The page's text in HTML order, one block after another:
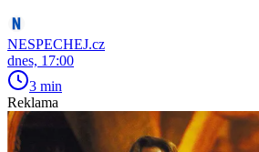
NESPECHEJ.cz
dnes, 17:00
3 min
Reklama